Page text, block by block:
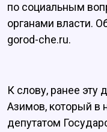
по социальным
органами власти.
gorod-che.ru.
К слову, ранее эту
Азимов, который в
депутатом